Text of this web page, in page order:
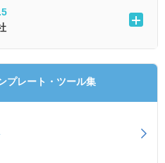
プレート・ツール集